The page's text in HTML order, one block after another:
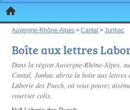
Auvergne-Rhône-Alpes > Cantal > Junhac
Boîte aux lettres
Dans la région Auvergne-Rhône-Alpes,
Cantal, Junhac abrite la boite aux lettres
Laborie des Puech, où vous pouvez
courrier colis.